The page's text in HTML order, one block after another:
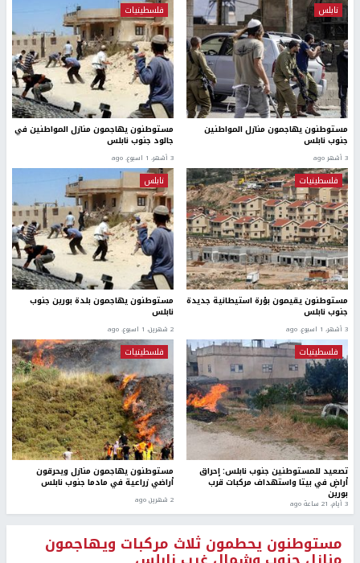
نابلس
مستوطنون يهاجمون منازل المواطنين
جنوب نابلس
3 أشهر ago
فلسطينيات
مستوطنون يهاجمون منازل المواطنين في
جالود جنوب نابلس
3 أشهر، 1 اسبوع. ago
فلسطينيات
مستوطنون يقيمون بؤرة استيطانية جديدة
جنوب نابلس
3 أشهر، 1 اسبوع. ago
نابلس
مستوطنون يهاجمون بلدة بورين جنوب
نابلس
2 شهرين، 1 اسبوع. ago
فلسطينيات
تصعيد للمستوطنين جنوب نابلس: إحراق
أراضٍ في بيتا واستهداف مركبات قرب
بورين
3 أيام، 21 ساعة ago
فلسطينيات
مستوطنون يهاجمون منازل ويحرقون
أراضي زراعية في مادما جنوب نابلس
2 شهرين ago
مستوطنون يحطمون ثلاث مركبات ويهاجمون